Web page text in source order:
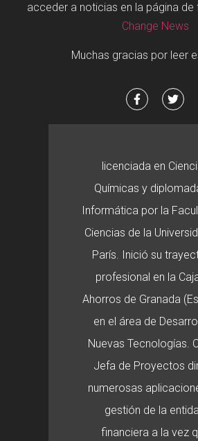
acceder a noticias en la página
Change News
Muchas gracias por leer
licenciada en
Químicas y
Informática por la
Ciencias de la
París. Inició su
profesional en la
Ahorros de Granada
en el área de
Nuevas Tecnologías.
Jefa de Proyectos
numerosas
gestión de la
financiera a la vez